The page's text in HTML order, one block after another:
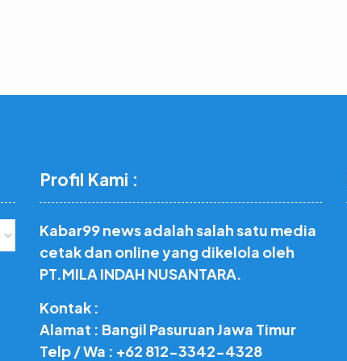
Profil Kami :
Kabar99 news adalah salah satu media
cetak dan online yang dikelola oleh
PT.MILA INDAH NUSANTARA.
Kontak :
Alamat : Bangil Pasuruan Jawa Timur
Telp / Wa : +62 812-3342-4328